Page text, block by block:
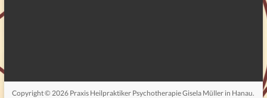
Copyright © 2026 Praxis Heilpraktiker Psychotherapie Gisela Müller in Hanau.